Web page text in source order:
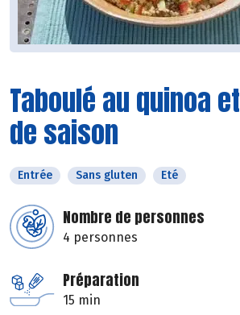
Taboulé au quinoa
de saison
Entrée Sans gluten Eté
Nombre de personnes
4 personnes
Préparation
15 min